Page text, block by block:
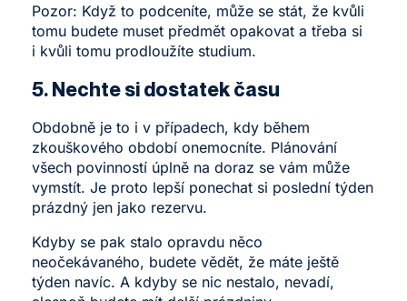
Pozor: Když to podceníte, může se stát, že kvůli
tomu budete muset předmět opakovat a třeba si
i kvůli tomu prodloužíte studium.
5. Nechte si dostatek času
Obdobně je to i v případech, kdy během
zkouškového období onemocníte. Plánování
všech povinností úplně na doraz se vám může
vymstít. Je proto lepší ponechat si poslední týden
prázdný jen jako rezervu.
Kdyby se pak stalo opravdu něco
neočekávaného, budete vědět, že máte ještě
týden navíc. A kdyby se nic nestalo, nevadí,